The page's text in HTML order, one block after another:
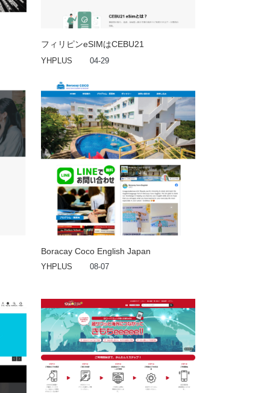
フィリピンeSIMはCEBU21
YHPLUS 04-29
Boracay Coco English Japan
YHPLUS 08-07